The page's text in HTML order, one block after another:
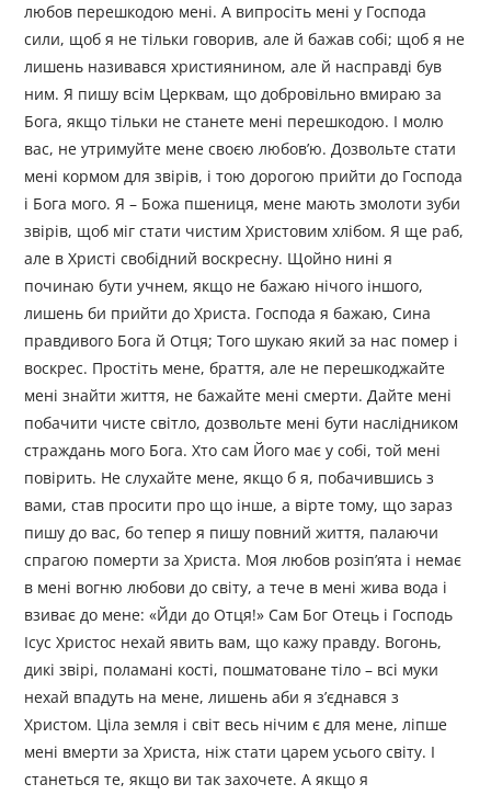
любов перешкодою мені. А випросіть мені у Господа
сили, щоб я не тільки говорив, але й бажав собі; щоб я не
лишень називався християнином, але й насправді був
ним. Я пишу всім Церквам, що добровільно вмираю за
Бога, якщо тільки не станете мені перешкодою. І молю
вас, не утримуйте мене своєю любов’ю. Дозвольте стати
мені кормом для звірів, і тою дорогою прийти до Господа
і Бога мого. Я – Божа пшениця, мене мають змолоти зуби
звірів, щоб міг стати чистим Христовим хлібом. Я ще раб,
але в Христі свобідний воскресну. Щойно нині я
починаю бути учнем, якщо не бажаю нічого іншого,
лишень би прийти до Христа. Господа я бажаю, Сина
правдивого Бога й Отця; Того шукаю який за нас помер і
воскрес. Простіть мене, браття, але не перешкоджайте
мені знайти життя, не бажайте мені смерти. Дайте мені
побачити чисте світло, дозвольте мені бути наслідником
страждань мого Бога. Хто сам Його має у собі, той мені
повірить. Не слухайте мене, якщо б я, побачившись з
вами, став просити про що інше, а вірте тому, що зараз
пишу до вас, бо тепер я пишу повний життя, палаючи
спрагою померти за Христа. Моя любов розіп’ята і немає
в мені вогню любови до світу, а тече в мені жива вода і
взиває до мене: «Йди до Отця!» Сам Бог Отець і Господь
Ісус Христос нехай явить вам, що кажу правду. Вогонь,
дикі звірі, поламані кості, пошматоване тіло – всі муки
нехай впадуть на мене, лишень аби я з’єднався з
Христом. Ціла земля і світ весь нічим є для мене, ліпше
мені вмерти за Христа, ніж стати царем усього світу. І
станеться те, якщо ви так захочете. А якщо я